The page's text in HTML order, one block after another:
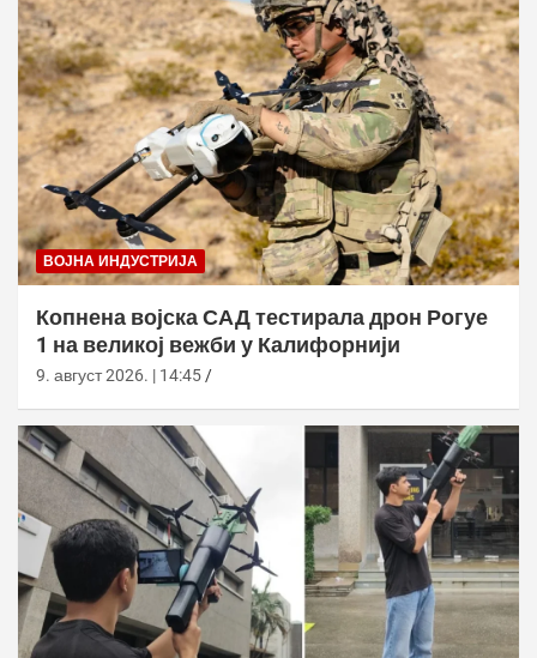
ВОЈНА ИНДУСТРИЈА
Копнена војска САД тестирала дрон Рогуе
1 на великој вежби у Калифорнији
9. август 2026. | 14:45